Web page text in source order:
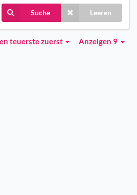
Suche Leeren
Anzeigen 9
teuerste zuerst